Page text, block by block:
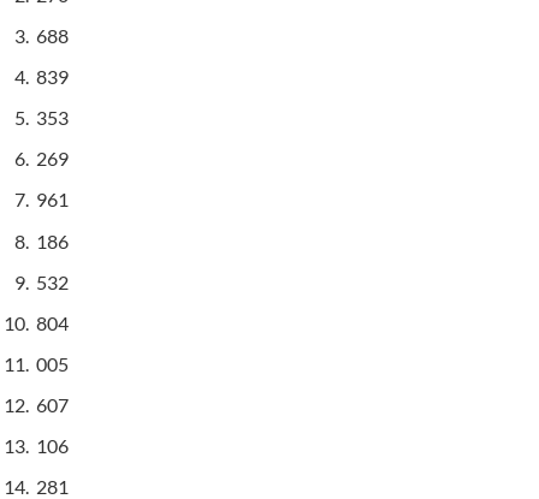
688
839
353
269
961
186
532
804
005
607
106
281